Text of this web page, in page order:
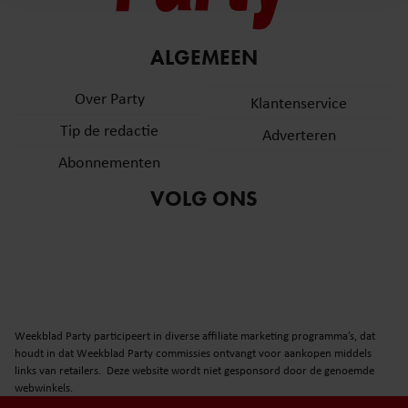
en om ons websiteverkeer te analyseren. Ook delen we
informatie over uw gebruik van onze site met onze
partners voor social media, adverteren en analyse. Deze
informatie die u aan ze heeft verstrekt of die ze hebben
gaat akkoord met onze cookies als u onze website blijft
gebruiken.
ALGEMEEN
Over Party
Tip de redactie
Abonnementen
Klantenservice
Adverteren
VOLG ONS
Weekblad Party participeert in diverse affiliate marketing programma’s, dat
houdt in dat Weekblad Party commissies ontvangt voor aankopen middels
links van retailers. Deze website wordt niet gesponsord door de genoemde
webwinkels.